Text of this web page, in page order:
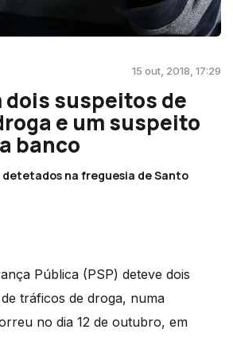
15 out, 2018, 17:29
dois suspeitos de
e um suspeito
banco
detetados na freguesia de Santo
Pública (PSP) deteve dois
tráficos de droga, numa
no dia 12 de outubro, em